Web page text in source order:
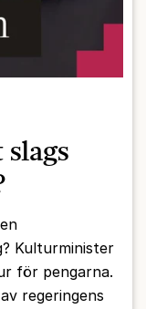
Kulturminister
för pengarna.
regeringens